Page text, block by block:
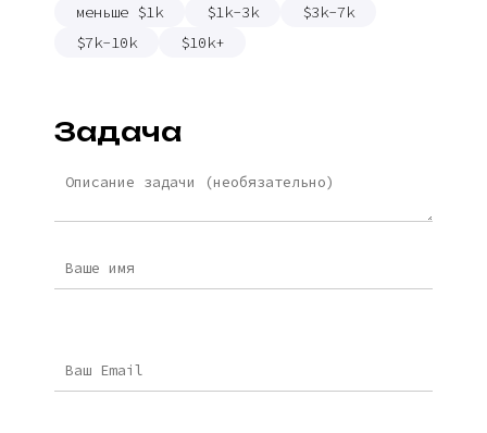
меньше $1k $1k-3k
$3k-7k
$7k-10k
$10k+
Задача